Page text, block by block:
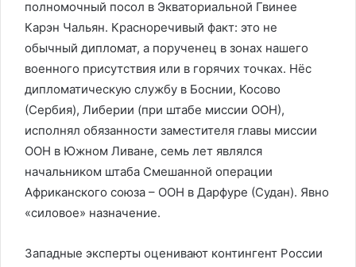
полномочный посол в Экваториальной Гвинее
Карэн Чальян. Красноречивый факт: это не
обычный дипломат, а порученец в зонах нашего
военного присутствия или в горячих точках. Нёс
дипломатическую службу в Боснии, Косово
(Сербия), Либерии (при штабе миссии ООН),
исполнял обязанности заместителя главы миссии
ООН в Южном Ливане, семь лет являлся
начальником штаба Смешанной операции
Африканского союза – ООН в Дарфуре (Судан). Явно
«силовое» назначение.
Западные эксперты оценивают контингент России